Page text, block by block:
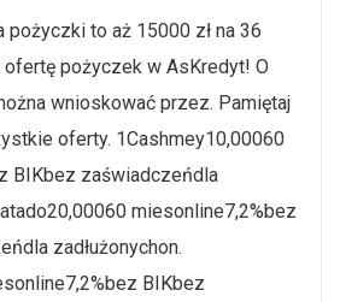
pożyczki to aż 15000 zł na 36
pożyczek w AsKredyt! O
wnioskować przez. Pamiętaj
oferty. 1Cashmey10,00060
BIKbez zaświadczeńdla
miesonline7,2%bez
zadłużonychon.
BIKbez